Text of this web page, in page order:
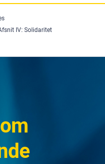
IV: Solidaritet
om